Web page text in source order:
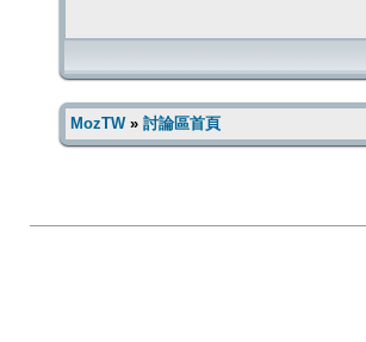
MozTW» 討論區首頁